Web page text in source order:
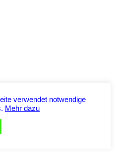
verwendet notwendige
Mehr dazu